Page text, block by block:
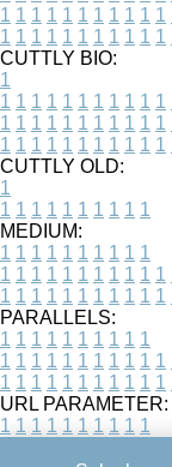
1 1 1 1 1 1 1 1 1 1 1
1 1 1 1 1 1 1 1 1 1 1
CUTTLY BIO:
1
1 1 1 1 1 1 1 1 1 1 1
1 1 1 1 1 1 1 1 1 1 1
1 1 1 1 1 1 1 1 1 1 1
CUTTLY OLD:
1
1 1 1 1 1 1 1 1 1 1
MEDIUM:
1 1 1 1 1 1 1 1 1 1
1 1 1 1 1 1 1 1 1 1 1
1 1 1 1 1 1 1 1 1 1 1
PARALLELS:
1 1 1 1 1 1 1 1 1 1
1 1 1 1 1 1 1 1 1 1 1
1 1 1 1 1 1 1 1 1 1 1
URL PARAMETER:
1 1 1 1 1 1 1 1 1 1